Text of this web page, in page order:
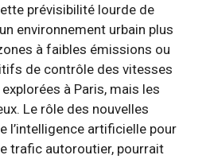
prévisibilité lourde de
environnement urbain plus
à faibles émissions ou
de contrôle des vitesses
à Paris, mais les
Le rôle des nouvelles
l’intelligence artificielle pour
trafic autoroutier, pourrait